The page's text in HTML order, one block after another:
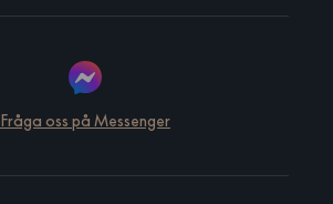
Fråga oss på Messenger